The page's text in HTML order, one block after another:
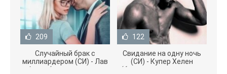
209
Случайный брак с
миллиардером (СИ) - Лав
Агата (полная версия
122
Свидание на одну ночь
(СИ) - Купер Хелен
(бесплатные серии книг